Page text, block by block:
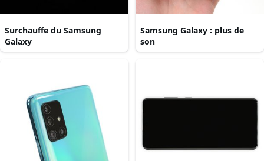
Surchauffe du Samsung
Galaxy
Samsung Galaxy : plus de
son